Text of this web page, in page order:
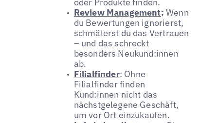
oder Produkte finden.
Review Management: Wenn
du Bewertungen ignorierst,
schmälerst du das Vertrauen
– und das schreckt
besonders Neukund:innen
ab.
Filialfinder: Ohne
Filialfinder finden
Kund:innen nicht das
nächstgelegene Geschäft,
um vor Ort einzukaufen.